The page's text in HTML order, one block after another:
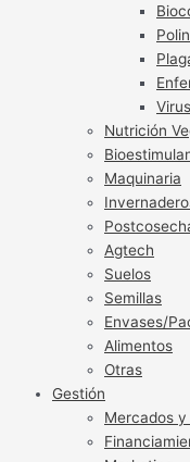
Virus
Nutrición
Maquinaria
Agtech
Suelos
Semillas
Envases/
Alimentos
Otras
Gestión
Mercados